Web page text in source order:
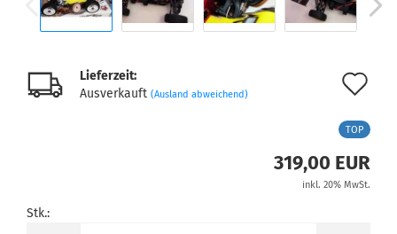
Lieferzeit:
Ausverkauft (Ausland abweichend)
TOP
319,00 EUR
inkl. 20% MwSt.
Stk.: